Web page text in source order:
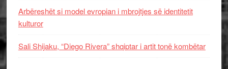
Arbëreshët si model evropian i mbrojtjes së identitetit
kulturor
Sali Shijaku, “Diego Rivera” shqiptar i artit tonë kombëtar